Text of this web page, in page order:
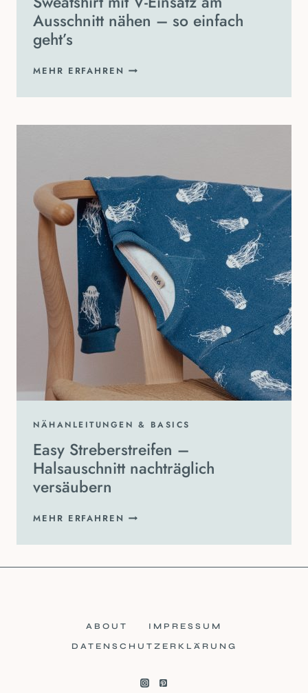
Ausschnitt nähen – so einfach
geht’s
MEHR ERFAHREN SWEATSHIRT
V-
–
SO
EINFACH
GEHT’S
NÄHANLEITUNGEN & BASICS
Easy Streberstreifen –
Halsauschnitt nachträglich
versäubern
MEHR ERFAHREN EASY
–
HALSAUSCHNITT
ABOUT IMPRESSUM
DATENSCHUTZERKLÄRUNG